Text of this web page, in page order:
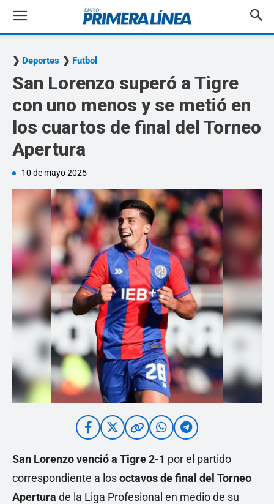
Deportes Futbol
San Lorenzo superó a Tigre
con uno menos y se metió en
los cuartos de final del Torneo
Apertura
10 de mayo 2025
San Lorenzo venció a Tigre 2-1 por el partido
correspondiente a losoctavos de final del Torneo
Apertura de la Liga Profesional en medio de su